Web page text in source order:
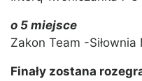
o 5 miejsce
Zakon Team -Siłownia
Finały zostana